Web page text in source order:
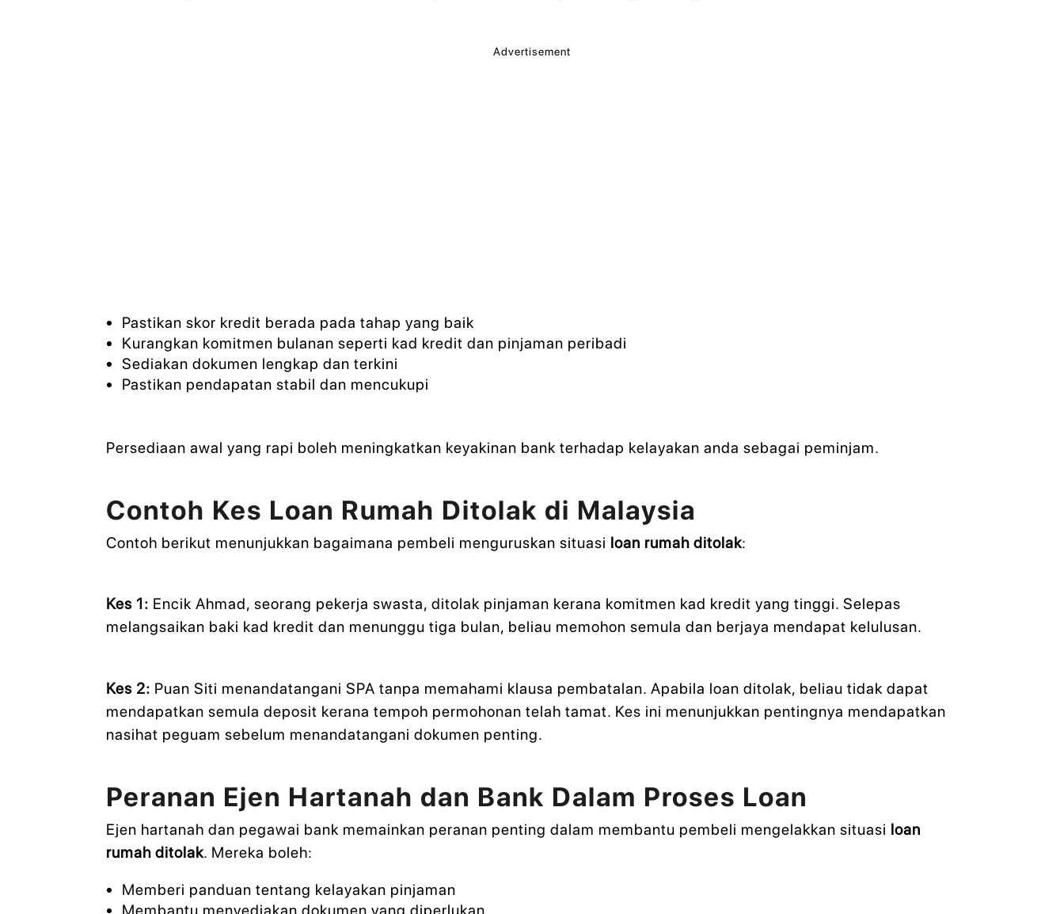
Advertisement
Pastikan skor kredit berada pada tahap yang baik
Kurangkan komitmen bulanan seperti kad kredit dan pinjaman peribadi
Sediakan dokumen lengkap dan terkini
Pastikan pendapatan stabil dan mencukupi
Persediaan awal yang rapi boleh meningkatkan keyakinan bank terhadap kelayakan anda sebagai peminjam.
Contoh Kes Loan Rumah Ditolak di Malaysia
Contoh berikut menunjukkan bagaimana pembeli menguruskan situasi loan rumah ditolak:
Kes 1: Encik Ahmad, seorang pekerja swasta, ditolak pinjaman kerana komitmen kad kredit yang tinggi. Selepas
melangsaikan baki kad kredit dan menunggu tiga bulan, beliau memohon semula dan berjaya mendapat kelulusan.
Kes 2: Puan Siti menandatangani SPA tanpa memahami klausa pembatalan. Apabila loan ditolak, beliau tidak dapat
mendapatkan semula deposit kerana tempoh permohonan telah tamat. Kes ini menunjukkan pentingnya mendapatkan
nasihat peguam sebelum menandatangani dokumen penting.
Peranan Ejen Hartanah dan Bank Dalam Proses Loan
Ejen hartanah dan pegawai bank memainkan peranan penting dalam membantu pembeli mengelakkan situasi loan
rumah ditolak. Mereka boleh:
Memberi panduan tentang kelayakan pinjaman
Membantu menyediakan dokumen yang diperlukan